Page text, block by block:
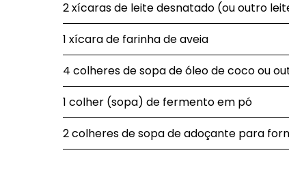
2 xícaras de leite desnatado (ou outro
1 xícara de farinha de aveia
4 colheres de sopa de óleo de coco ou
1 colher (sopa) de fermento em pó
2 colheres de sopa de adoçante para